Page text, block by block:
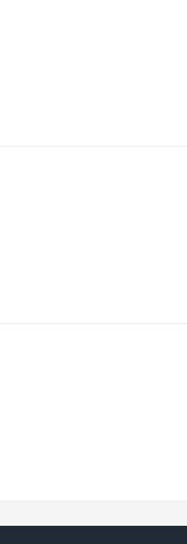
司施工的贵州开磷30
、严格管理、顾客满